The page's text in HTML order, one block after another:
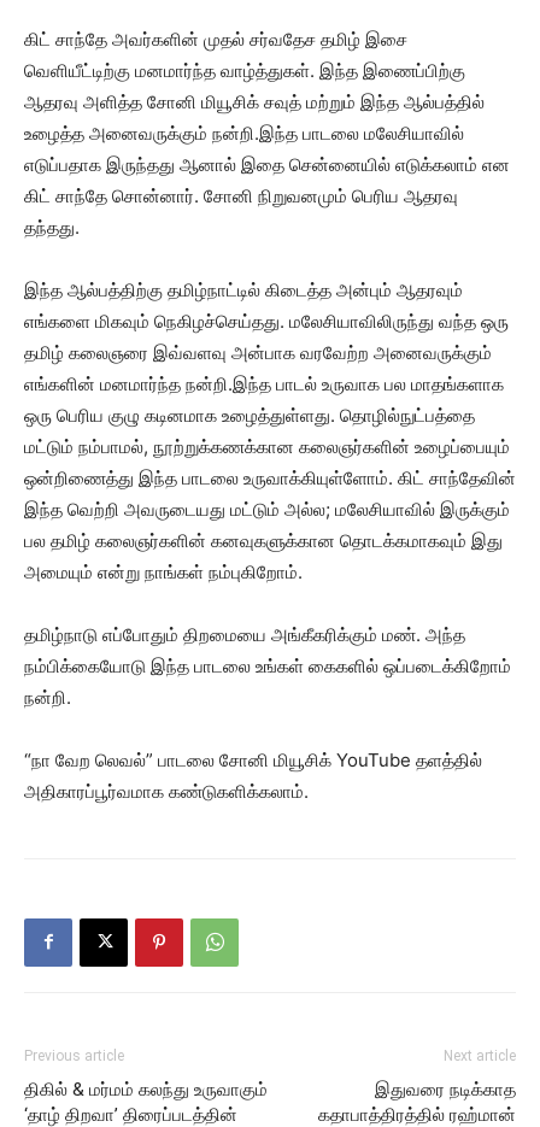
கிட் சாந்தே அவர்களின் முதல் சர்வதேச தமிழ் இசை
வெளியீட்டிற்கு மனமார்ந்த வாழ்த்துகள். இந்த இணைப்பிற்கு
ஆதரவு அளித்த சோனி மியூசிக் சவுத் மற்றும் இந்த ஆல்பத்தில்
உழைத்த அனைவருக்கும் நன்றி.இந்த பாடலை மலேசியாவில்
எடுப்பதாக இருந்தது ஆனால் இதை சென்னையில் எடுக்கலாம் என
கிட் சாந்தே சொன்னார். சோனி நிறுவனமும் பெரிய ஆதரவு
தந்தது.
இந்த ஆல்பத்திற்கு தமிழ்நாட்டில் கிடைத்த அன்பும் ஆதரவும்
எங்களை மிகவும் நெகிழச்செய்தது. மலேசியாவிலிருந்து வந்த ஒரு
தமிழ் கலைஞரை இவ்வளவு அன்பாக வரவேற்ற அனைவருக்கும்
எங்களின் மனமார்ந்த நன்றி.இந்த பாடல் உருவாக பல மாதங்களாக
ஒரு பெரிய குழு கடினமாக உழைத்துள்ளது. தொழில்நுட்பத்தை
மட்டும் நம்பாமல், நூற்றுக்கணக்கான கலைஞர்களின் உழைப்பையும்
ஒன்றிணைத்து இந்த பாடலை உருவாக்கியுள்ளோம். கிட் சாந்தேவின்
இந்த வெற்றி அவருடையது மட்டும் அல்ல; மலேசியாவில் இருக்கும்
பல தமிழ் கலைஞர்களின் கனவுகளுக்கான தொடக்கமாகவும் இது
அமையும் என்று நாங்கள் நம்புகிறோம்.
தமிழ்நாடு எப்போதும் திறமையை அங்கீகரிக்கும் மண். அந்த
நம்பிக்கையோடு இந்த பாடலை உங்கள் கைகளில் ஒப்படைக்கிறோம்
நன்றி.
“நா வேற லெவல்” பாடலை சோனி மியூசிக் YouTube தளத்தில்
அதிகாரப்பூர்வமாக கண்டுகளிக்கலாம்.
Previous article
திகில் & மர்மம் கலந்து உருவாகும்
‘தாழ் திறவா’ திரைப்படத்தின்
Next article
இதுவரை நடிக்காத
கதாபாத்திரத்தில் ரஹ்மான்